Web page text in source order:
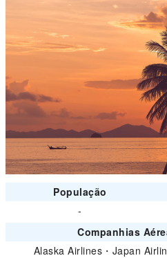
População
-
Companhias
Alaska Airlines ・ Japan